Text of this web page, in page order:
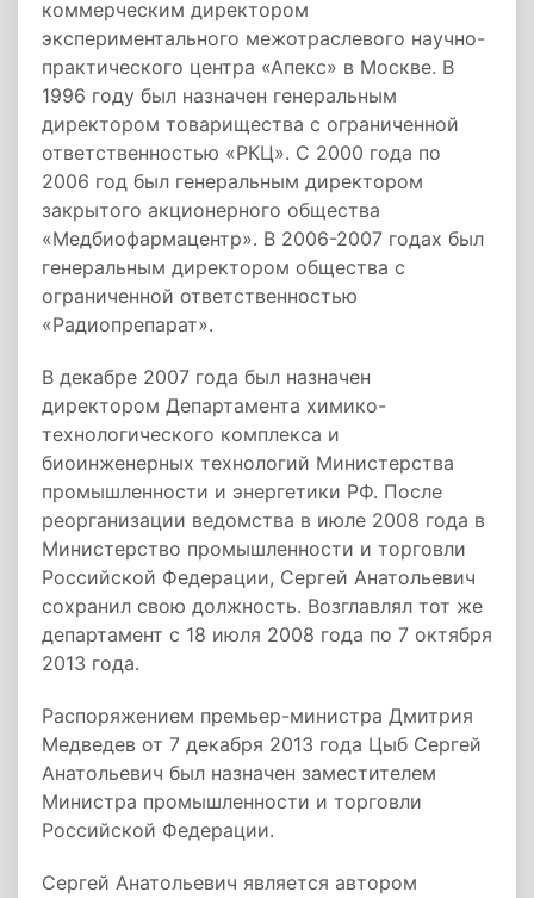
коммерческим директором
экспериментального межотраслевого научно-
практического центра «Апекс» в Москве. В
1996 году был назначен генеральным
директором товарищества с ограниченной
ответственностью «РКЦ». С 2000 года по
2006 год был генеральным директором
закрытого акционерного общества
«Медбиофармацентр». В 2006-2007 годах был
генеральным директором общества с
ограниченной ответственностью
«Радиопрепарат».
В декабре 2007 года был назначен
директором Департамента химико-
технологического комплекса и
биоинженерных технологий Министерства
промышленности и энергетики РФ. После
реорганизации ведомства в июле 2008 года в
Министерство промышленности и торговли
Российской Федерации, Сергей Анатольевич
сохранил свою должность. Возглавлял тот же
департамент с 18 июля 2008 года по 7 октября
2013 года.
Распоряжением премьер-министра Дмитрия
Медведев от 7 декабря 2013 года Цыб Сергей
Анатольевич был назначен заместителем
Министра промышленности и торговли
Российской Федерации.
Сергей Анатольевич является автором